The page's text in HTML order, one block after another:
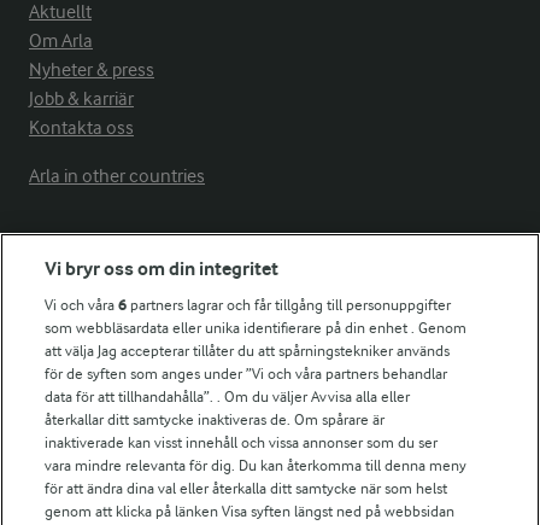
Aktuellt
Om Arla
Nyheter & press
Jobb & karriär
Kontakta oss
Arla in other countries
Fler Arlasajter
För ägare
Arlas kundportal
Arla.com
Falbygdens Ost
Arla webbshop
Bildbank
Vi bryr oss om din integritet
Vi och våra6 partners lagrar och får tillgång till personuppgifter
som webbläsardata eller unika identifierare på din enhet . Genom
att välja Jag accepterar tillåter du att spårningstekniker används
för de syften som anges under ”Vi och våra partners behandlar
data för att tillhandahålla”. . Om du väljer Avvisa alla eller
återkallar ditt samtycke inaktiveras de. Om spårare är
inaktiverade kan visst innehåll och vissa annonser som du ser
vara mindre relevanta för dig. Du kan återkomma till denna meny
för att ändra dina val eller återkalla ditt samtycke när som helst
genom att klicka på länken Visa syften längst ned på webbsidan